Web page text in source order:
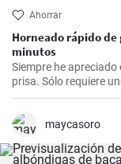
Ahorrar
Horneado rápido
minutos
Siempre he
prisa. Sólo requiere
tiene en casa, y en
sabor dulce, siempre
para compartir con
maycasoro